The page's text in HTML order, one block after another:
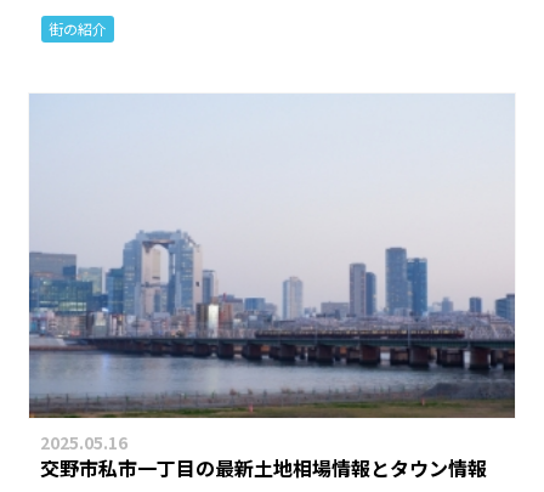
街の紹介
2025.05.16
交野市私市一丁目の最新土地相場情報とタウン情報